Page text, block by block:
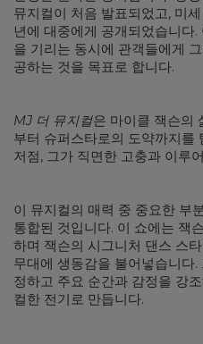
뮤지컬이 처음 발표되었고, 미
년에 대중에게 공개되었습니다
을 기리는 동시에 관객들에게
공하는 것을 목표로 합니다.
MJ 더 뮤지컬은 마이클 잭슨의
부터 슈퍼스타로의 도약까지를
저점, 그가 직면한 고충과 이루
이 뮤지컬의 매력 중 중요한 부
통합된 것입니다. 이 쇼에는 잭
하며 잭슨의 시그니처 댄스 스
무대에 생동감을 불어넣습니다
정하고 주요 순간과 감정을 강
컬한 전기로 만듭니다.